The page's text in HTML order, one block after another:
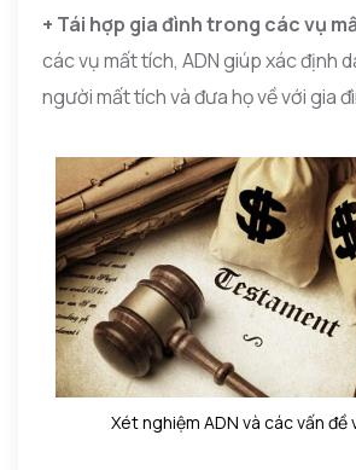
+ Tái hợp gia đình trong các vụ
các vụ mất tích, ADN giúp xác định
người mất tích và đưa họ về với gia
Xét nghiệm ADN và các vấn đề